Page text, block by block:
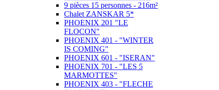
9 pièces 15 personnes - 216m²
Chalet ZANSKAR 5*
PHOENIX 201 "LE
FLOCON"
PHOENIX 401 - "WINTER
IS COMING"
PHOENIX 601 - "ISERAN"
PHOENIX 701 - "LES 5
MARMOTTES"
PHOENIX 403 - "FLECHE